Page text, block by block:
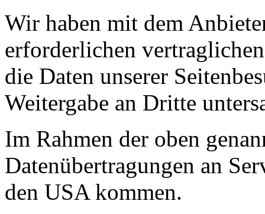
Wir haben mit dem
erforderlichen
die Daten unserer
Weitergabe an Dritte
Im Rahmen der oben
Datenübertragungen an
den USA kommen.